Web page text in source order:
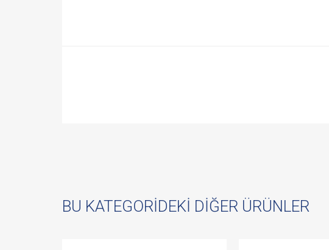
BU KATEGORIDEKI DIĞER ÜRÜNLER